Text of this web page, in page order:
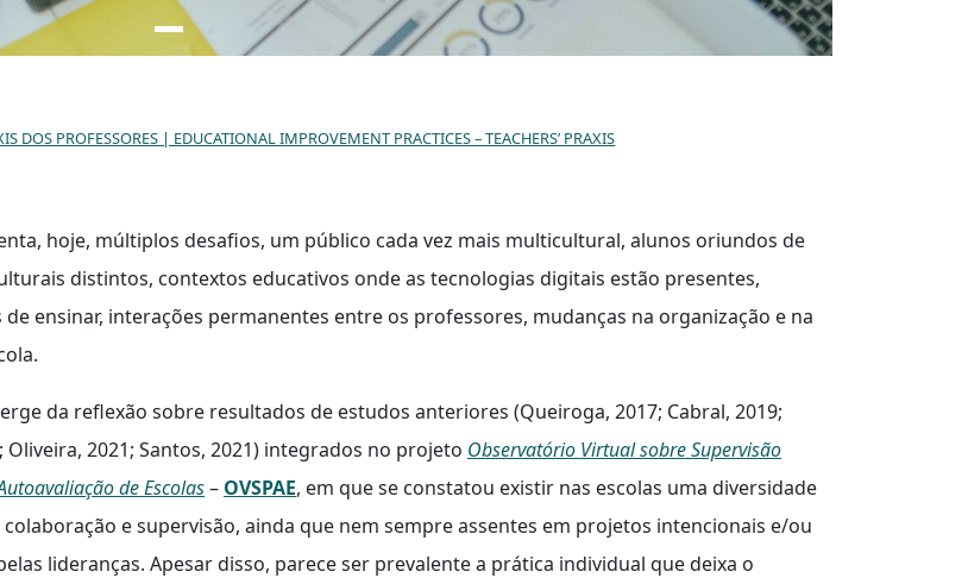
DOS PROFESSORES | EDUCATIONAL IMPROVEMENT PRACTICES – TEACHERS’ PRAXIS
hoje, múltiplos desafios, um público cada vez mais multicultural, alunos oriundos de
distintos, contextos educativos onde as tecnologias digitais estão presentes,
ensinar, interações permanentes entre os professores, mudanças na organização e na
da reflexão sobre resultados de estudos anteriores (Queiroga, 2017; Cabral, 2019;
Oliveira, 2021; Santos, 2021) integrados no projeto Observatório Virtual sobre Supervisão
de Escolas– OVSPAE, em que se constatou existir nas escolas uma diversidade
e supervisão, ainda que nem sempre assentes em projetos intencionais e/ou
lideranças. Apesar disso, parece ser prevalente a prática individual que deixa o